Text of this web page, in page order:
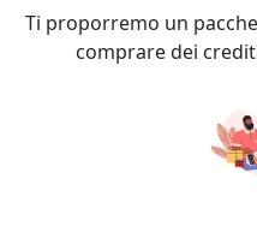
Ti proporremo un
comprare dei